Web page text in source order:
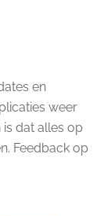
en
weer
is dat alles op
Feedback op